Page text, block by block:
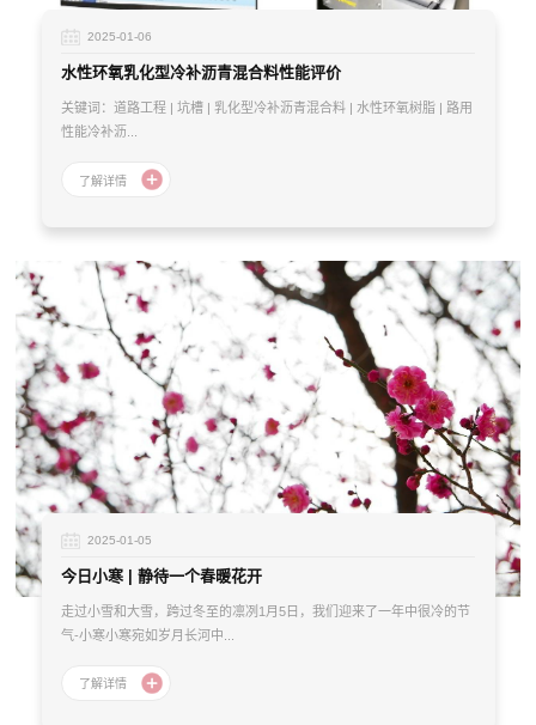
2025-01-06
水性环氧乳化型冷补沥青混合料性能评价
关键词：道路工程 | 坑槽 | 乳化型冷补沥青混合料 | 水性环氧树脂 | 路用
性能冷补沥...
2025-01-05
今日小寒 | 静待一个春暖花开
走过小雪和大雪，跨过冬至的凛冽1月5日，我们迎来了一年中很冷的节
气-小寒小寒宛如岁月长河中...